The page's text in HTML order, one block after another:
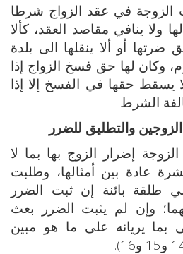
الزوجة في عقد الزواج شرطا
ولا ينافي مقاصد العقد، كألا
ضرتها أو ألا ينقلها الى بلدة
وكان لها حق فسخ الزواج إذا
يسقط حقها في الفسخ إلا إذا
الشرط.
والتطليق للضرر
إضرار الزوج بها بما لا
عادة بين أمثالها، وطلبت
طلقة بائنة إن ثبت الضرر
وإن لم يثبت الضرر بعث
يريانه على ما هو مبين